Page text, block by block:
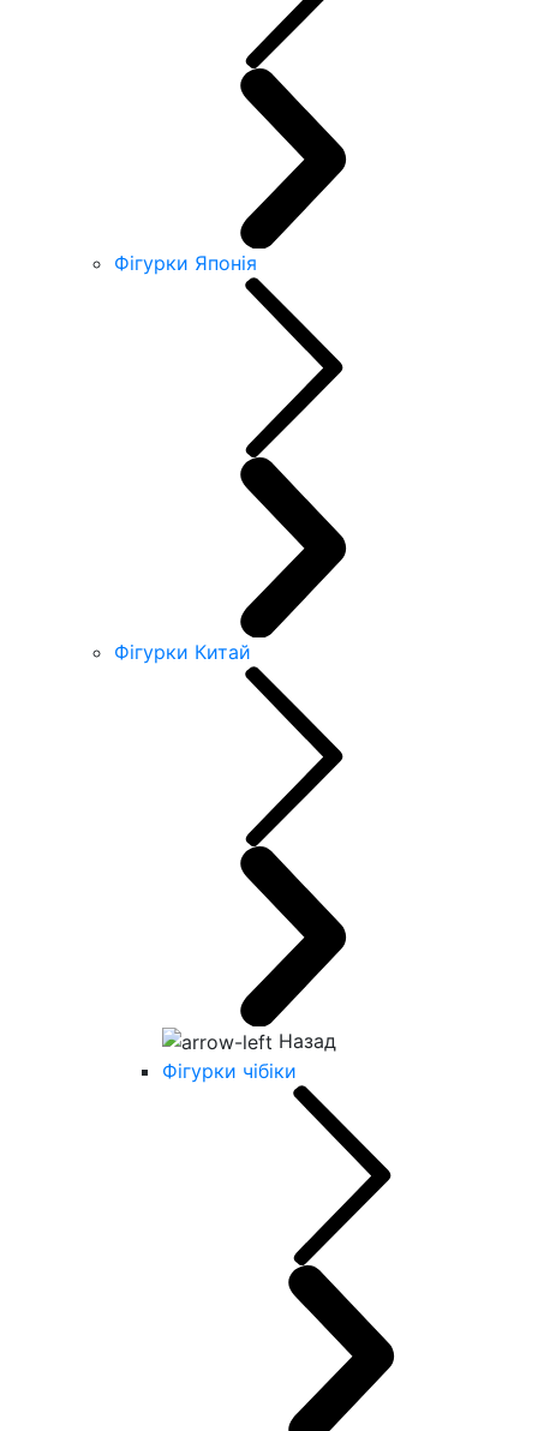
Фігурки Японія
Фігурки Китай
Назад
Фігурки чібіки